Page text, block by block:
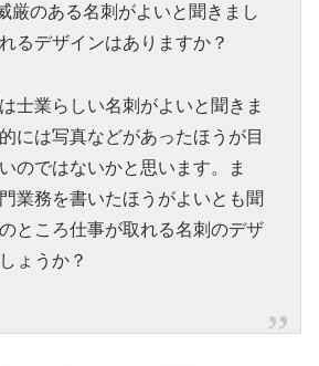
厳のある名刺がよいと聞きまし
るデザインはありますか？
士業らしい名刺がよいと聞きま
には写真などがあったほうが目
のではないかと思います。ま
業務を書いたほうがよいとも聞
ところ仕事が取れる名刺のデザ
ょうか？